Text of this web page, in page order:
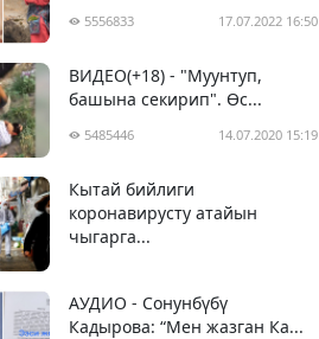
5556833 17.07.2022 16:50
ВИДЕО(+18) - "Муунтуп,
башына секирип". Өс...
5485446 14.07.2020 15:19
Кытай бийлиги
коронавирусту атайын
чыгарга...
АУДИО - Сонунбүбү
Кадырова: “Мен жазган Ка...